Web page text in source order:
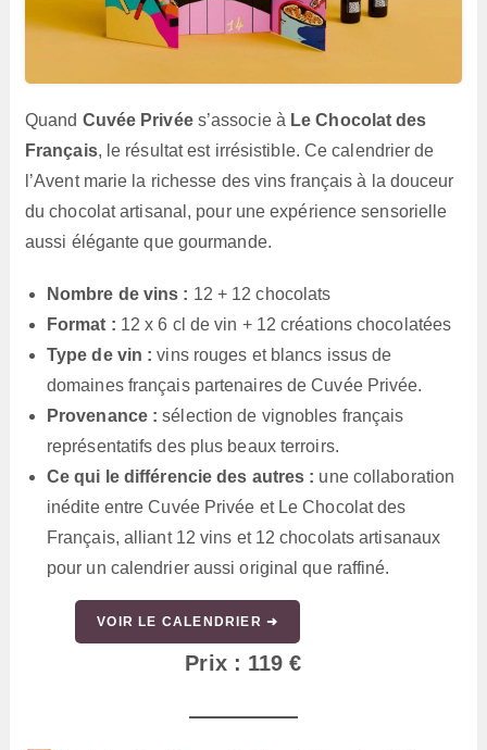
Quand Cuvée Privées’associe à Le Chocolat des
Français, le résultat est irrésistible. Ce calendrier de
l’Avent marie la richesse des vins français à la douceur
du chocolat artisanal, pour une expérience sensorielle
aussi élégante que gourmande.
Nombre de vins : 12 + 12 chocolats
Format : 12 x 6 cl de vin + 12 créations chocolatées
Type de vin : vins rouges et blancs issus de
domaines français partenaires de Cuvée Privée.
Provenance : sélection de vignobles français
représentatifs des plus beaux terroirs.
Ce qui le différencie des autres : une collaboration
inédite entre Cuvée Privée et Le Chocolat des
Français, alliant 12 vins et 12 chocolats artisanaux
pour un calendrier aussi original que raffiné.
VOIR LE CALENDRIER ➜
Prix : 119 €